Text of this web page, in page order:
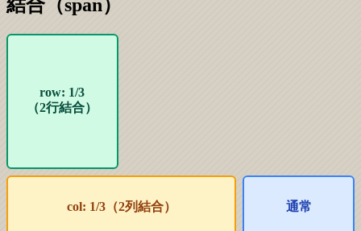
結合（span）
col: 1/3（2列結合）
row: 1/3
（2行結合）
通常